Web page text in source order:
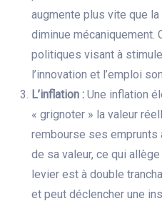
augmente plus vite que
diminue mécaniquement.
politiques visant à
l’innovation et l’emploi
L’inflation : Une inflation
« grignoter » la valeur
rembourse ses emprunts
de sa valeur, ce qui
levier est à double
et peut déclencher une